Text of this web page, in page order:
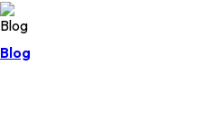
Blog